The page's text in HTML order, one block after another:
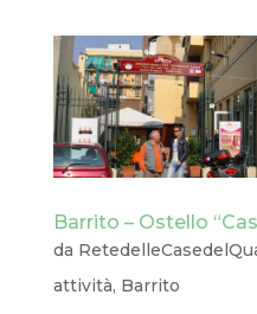
Barrito – Ostello
da
attività, Barrito